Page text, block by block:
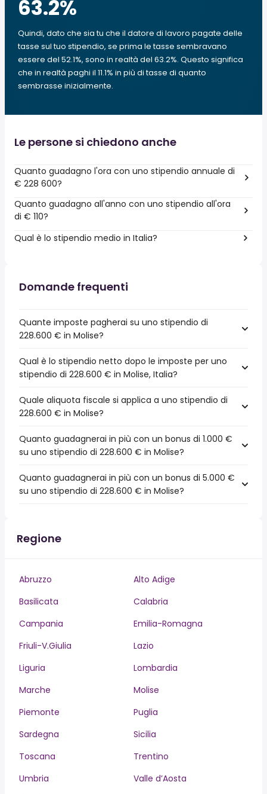
63.2%
Quindi, dato che sia tu che il datore di lavoro pagate delle
tasse sul tuo stipendio, se prima le tasse sembravano
essere del 52.1%, sono in realtà del 63.2%. Questo significa
che in realtà paghi il 11.1% in più di tasse di quanto
sembrasse inizialmente.
Le persone si chiedono anche
Quanto guadagno l'ora con uno stipendio annuale di
€ 228 600?
Quanto guadagno all'anno con uno stipendio all'ora
di € 110?
Qual è lo stipendio medio in Italia?
Domande frequenti
Quante imposte pagherai su uno stipendio di
228.600 € in Molise?
Qual è lo stipendio netto dopo le imposte per uno
stipendio di 228.600 € in Molise, Italia?
Quale aliquota fiscale si applica a uno stipendio di
228.600 € in Molise?
Quanto guadagnerai in più con un bonus di 1.000 €
su uno stipendio di 228.600 € in Molise?
Quanto guadagnerai in più con un bonus di 5.000 €
su uno stipendio di 228.600 € in Molise?
Regione
Abruzzo
Alto Adige
Basilicata
Calabria
Campania
Emilia-Romagna
Friuli-V.Giulia
Lazio
Liguria
Lombardia
Marche
Molise
Piemonte
Puglia
Sardegna
Sicilia
Toscana
Trentino
Umbria
Valle d’Aosta